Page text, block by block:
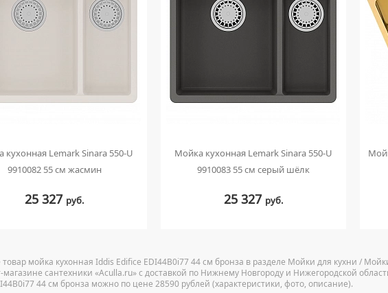
кухонная Lemark Sinara 550-U
9910082 55 см жасмин
25 327 руб.
Мойка кухонная Lemark Sinara 550-U
9910083 55 см серый шёлк
25 327 руб.
мойка кухонная Iddis Edifice EDI44B0i77 44 см бронза в разделе Мойки для кухни /
магазине сантехники «Aculla.ru» с доставкой по Нижнему Новгороду и Нижегородской
44 см бронза можно по цене 28590 рублей (характеристики, фото, описание).